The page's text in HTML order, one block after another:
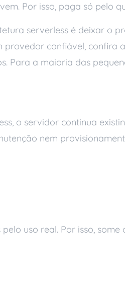
Por isso, paga só pelo
serverless é deixar o
provedor confiável, confira
Para a maioria das
o servidor continua
nem
uso real. Por isso,